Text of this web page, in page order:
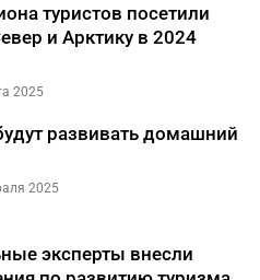
туристов посетили
и Арктику в 2024
2025
развивать домашний
2025
эксперты внесли